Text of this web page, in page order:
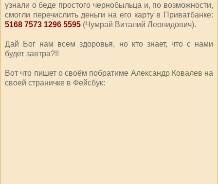
узнали о беде простого чернобыльца и, по возможности,
смогли перечислить деньги на его карту в Приватбанке:
5168 7573 1296 5595 (Чумрай Виталий Леонидович).
Дай Бог нам всем здоровья, но кто знает, что с нами
будет завтра?!!
Вот что пишет о своём побратиме Александр Ковалев на
своей страничке в Фейсбук: